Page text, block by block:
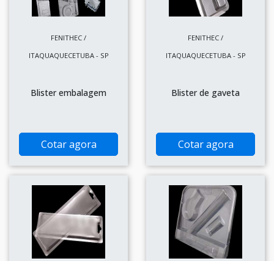
FENITHEC /
ITAQUAQUECETUBA - SP
Blister embalagem
Cotar agora
FENITHEC /
ITAQUAQUECETUBA - SP
Blister de gaveta
Cotar agora